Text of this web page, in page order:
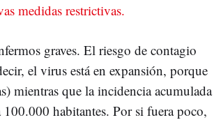
medidas restrictivas.
graves. El riesgo de contagio
el virus está en expansión, porque
mientras que la incidencia acumulada
habitantes. Por si fuera poco,